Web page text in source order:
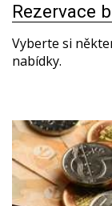
Rezervace
Vyberte si
nabídky.